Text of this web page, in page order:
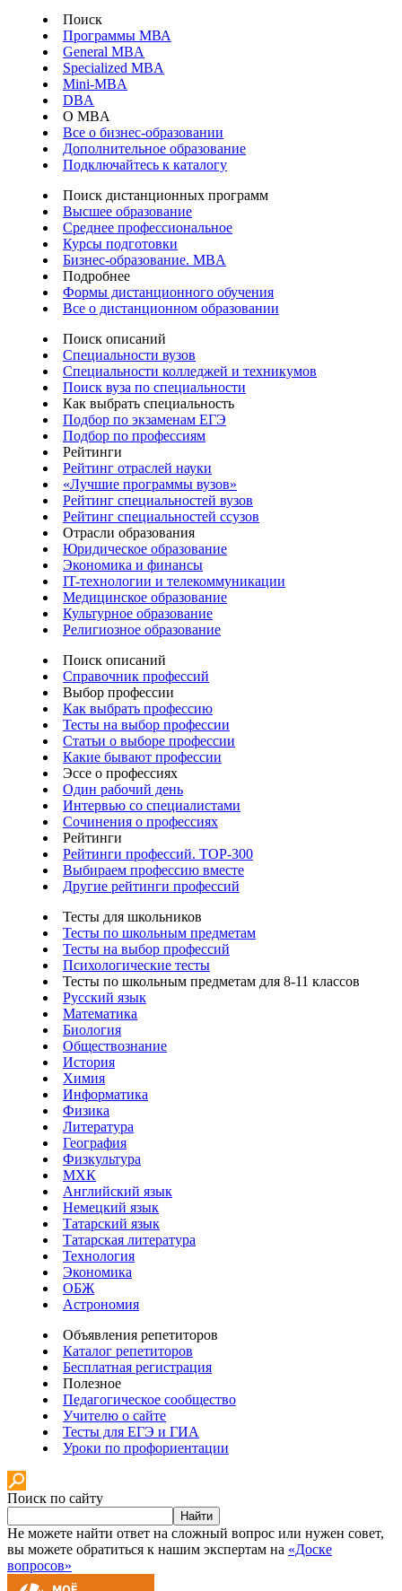
Поиск
Программы МВА
General MBA
Specialized MBA
Mini-MBA
DBA
О MBA
Все о бизнес-образовании
Дополнительное образование
Подключайтесь к каталогу
Поиск дистанционных программ
Высшее образование
Среднее профессиональное
Курсы подготовки
Бизнес-образование. MBA
Подробнее
Формы дистанционного обучения
Все о дистанционном образовании
Поиск описаний
Специальности вузов
Специальности колледжей и техникумов
Поиск вуза по специальности
Как выбрать специальность
Подбор по экзаменам ЕГЭ
Подбор по профессиям
Рейтинги
Рейтинг отраслей науки
«Лучшие программы вузов»
Рейтинг специальностей вузов
Рейтинг специальностей ссузов
Отрасли образования
Юридическое образование
Экономика и финансы
IT-технологии и телекоммуникации
Медицинское образование
Культурное образование
Религиозное образование
Поиск описаний
Справочник профессий
Выбор профессии
Как выбрать профессию
Тесты на выбор профессии
Статьи о выборе профессии
Какие бывают профессии
Эссе о профессиях
Один рабочий день
Интервью со специалистами
Сочинения о профессиях
Рейтинги
Рейтинги профессий. TOP-300
Выбираем профессию вместе
Другие рейтинги профессий
Тесты для школьников
Тесты по школьным предметам
Тесты на выбор профессий
Психологические тесты
Тесты по школьным предметам для 8-11 классов
Русский язык
Математика
Биология
Обществознание
История
Химия
Информатика
Физика
Литература
География
Физкультура
МХК
Английский язык
Немецкий язык
Татарский язык
Татарская литература
Технология
Экономика
ОБЖ
Астрономия
Объявления репетиторов
Каталог репетиторов
Бесплатная регистрация
Полезное
Педагогическое сообщество
Учителю о сайте
Тесты для ЕГЭ и ГИА
Уроки по профориентации
Поиск по сайту
Найти
Не можете найти ответ на сложный вопрос или нужен совет,
вы можете обратиться к нашим экспертам на «Доске
вопросов»